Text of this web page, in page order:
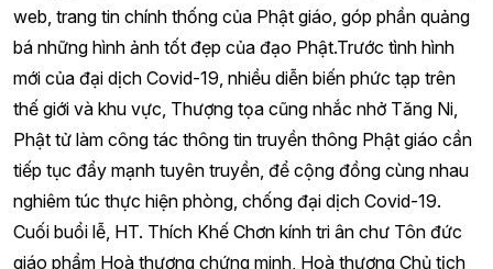
web, trang tin chính thống của Phật giáo, góp phần quảng
bá những hình ảnh tốt đẹp của đạo Phật.Trước tình hình
mới của đại dịch Covid-19, nhiều diễn biến phức tạp trên
thế giới và khu vực, Thượng tọa cũng nhắc nhở Tăng Ni,
Phật tử làm công tác thông tin truyền thông Phật giáo cần
tiếp tục đẩy mạnh tuyên truyền, để cộng đồng cùng nhau
nghiêm túc thực hiện phòng, chống đại dịch Covid-19.
Cuối buổi lễ, HT. Thích Khế Chơn kính tri ân chư Tôn đức
giáo phẩm Hoà thượng chứng minh, Hoà thượng Chủ tịch